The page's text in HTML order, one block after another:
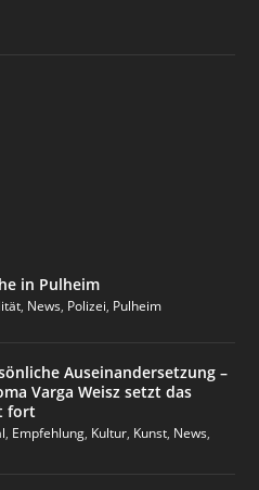
in Pulheim
, News, Polizei, Pulheim
Auseinandersetzung –
Varga Weisz setzt das
fort
, Empfehlung, Kultur, Kunst, News,